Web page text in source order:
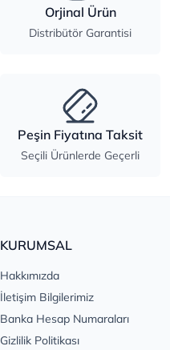
Orjinal Ürün
Distribütör Garantisi
Peşin Fiyatına Taksit
Seçili Ürünlerde Geçerli
KURUMSAL
Hakkımızda
İletişim Bilgilerimiz
Banka Hesap Numaraları
Gizlilik Politikası